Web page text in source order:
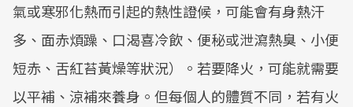
氣或寒邪化熱而引起的熱性證候，可能會有身熱汗
多、面赤煩躁、口渴喜冷飲、便秘或泄瀉熱臭、小便
短赤、舌紅苔黃燥等狀況）。若要降火，可能就需要
以平補、涼補來養身。但每個人的體質不同，若有火